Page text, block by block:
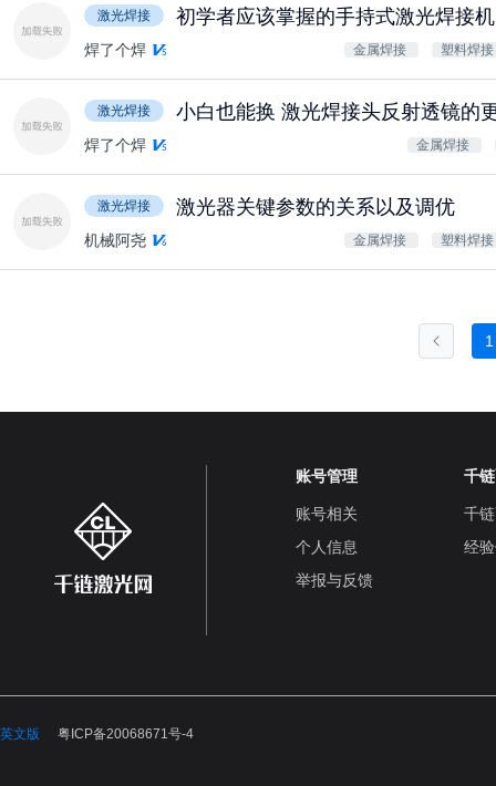
激光焊接 初学者应该掌握的手持式激光焊接
焊了个焊 金属焊接 塑料焊接
激光焊接 小白也能换 激光焊接头反射透镜的
焊了个焊 金属焊接
激光焊接 激光器关键参数的关系以及调优
机械阿尧 金属焊接 塑料焊接
1
账号管理
账号相关
个人信息
举报与反馈
千
千
经
英文版 粤ICP备20068671号-4